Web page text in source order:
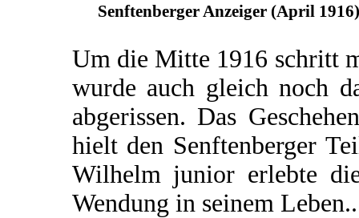
Senftenberger Anzeiger (April 1916)
Um die Mitte 1916 schritt
wurde auch gleich noch
abgerissen. Das
hielt den Senftenberger
Wilhelm junior erlebte
Wendung in seinem